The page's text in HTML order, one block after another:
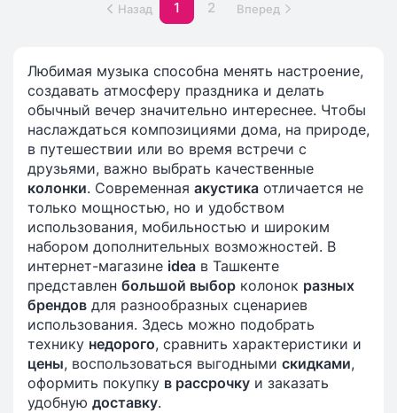
Назад 1 2 Вперед
Любимая музыка способна менять настроение,
создавать атмосферу праздника и делать
обычный вечер значительно интереснее. Чтобы
наслаждаться композициями дома, на природе,
в путешествии или во время встречи с
друзьями, важно выбрать качественные
колонки. Современная акустика отличается не
только мощностью, но и удобством
использования, мобильностью и широким
набором дополнительных возможностей. В
интернет-магазине idea в Ташкенте
представлен большой выбор колонок разных
брендов для разнообразных сценариев
использования. Здесь можно подобрать
технику недорого, сравнить характеристики и
цены, воспользоваться выгодными скидками,
оформить покупку в рассрочку и заказать
удобную доставку.